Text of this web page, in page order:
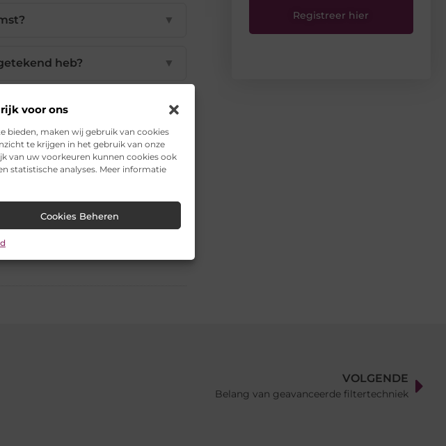
voor ons
bieden, maken wij gebruik van cookies
te krijgen in het gebruik van onze
van uw voorkeuren kunnen cookies ook
statistische analyses. Meer informatie
Cookies Beheren
▼
heb? ▼
▼
▼
Email
Registreer hier
VOLGENDE
Belang van geavanceerde filtertechniek